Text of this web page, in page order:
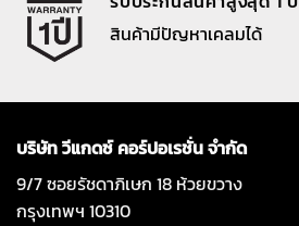
สินค้ามีปัญหาเคลมได้
บริษัท วีแกดซ์ คอร์ปอเรชั่น จำกัด
9/7 ซอยรัชดาภิเษก 18 ห้วยขวาง
กรุงเทพฯ 10310